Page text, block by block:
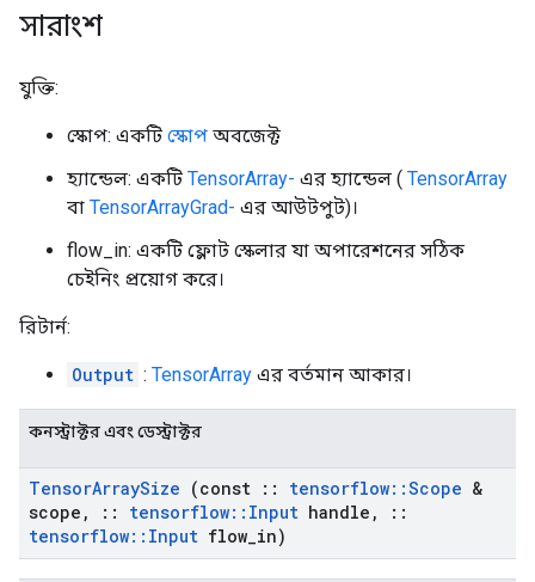
সারাংশ
যুক্তি:
স্কোপ: একটি স্কোপ অবজেক্ট
হ্যান্ডেল: একটি TensorArray- এর হ্যান্ডেল ( TensorArray
বা TensorArrayGrad- এর আউটপুট)।
flow_in: একটি ফ্লোট স্কেলার যা অপারেশনের সঠিক
চেইনিং প্রয়োগ করে।
রিটার্ন:
Output : TensorArray এর বর্তমান আকার।
কনস্ট্রাক্টর এবং ডেস্ট্রাক্টর
TensorArraySize (const :: tensorflow::Scope &
scope , :: tensorflow:: Input handle ,
::
tensorflow:: Input flow in)